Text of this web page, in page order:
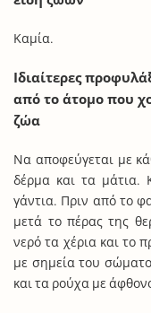
Καμία.
Ιδιαίτερες
από το άτομο που
ζώα
Να αποφεύγεται με
δέρμα και τα μάτια.
γάντια. Πριν από το
μετά το πέρας της
νερό τα χέρια και το
με σημεία του
και τα ρούχα με